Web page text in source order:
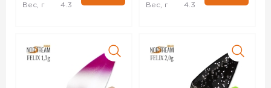
Вес, г 4.3 Вес, г 4.3